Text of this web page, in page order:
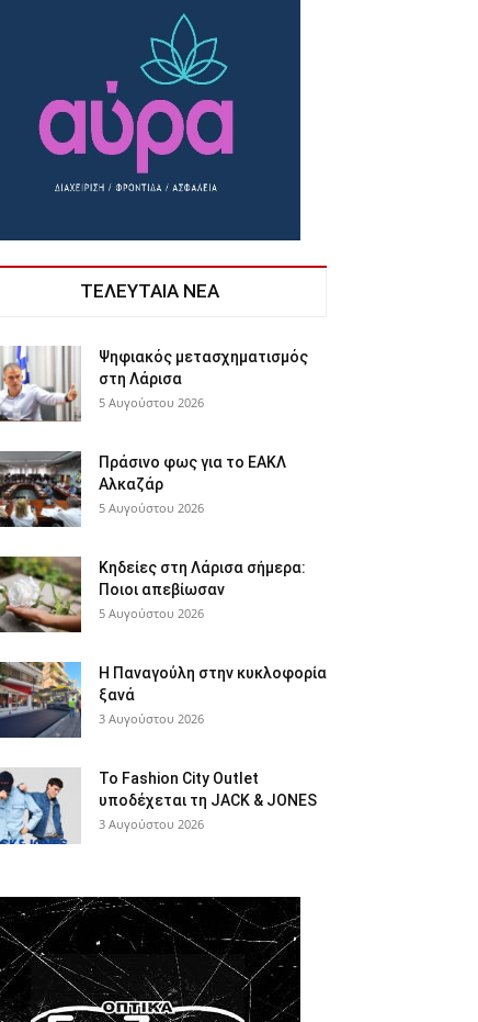
ΤΕΛΕΥΤΑΙΑ ΝΕΑ
Ψηφιακός μετασχηματισμός
στη Λάρισα
5 Αυγούστου 2026
Πράσινο φως για το ΕΑΚΛ
Αλκαζάρ
5 Αυγούστου 2026
Κηδείες στη Λάρισα σήμερα:
Ποιοι απεβίωσαν
5 Αυγούστου 2026
Η Παναγούλη στην κυκλοφορία
ξανά
3 Αυγούστου 2026
Το Fashion City Outlet
υποδέχεται τη JACK & JONES
3 Αυγούστου 2026